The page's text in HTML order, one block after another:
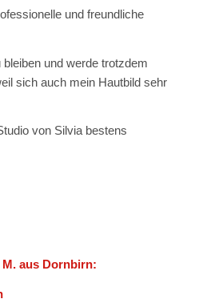
und freundliche
und werde trotzdem
sich auch mein Hautbild sehr
von Silvia bestens
aus Dornbirn: